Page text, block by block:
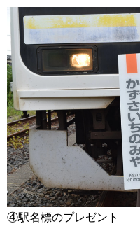
④駅名標のプレゼント